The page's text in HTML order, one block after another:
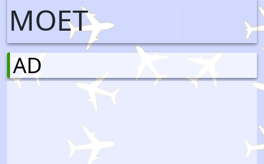
MOET
AD